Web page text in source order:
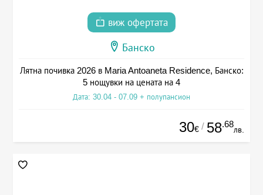
виж офертата
Банско
Лятна почивка 2026 в Maria Antoaneta Residence, Банско:
5 нощувки на цената на 4
Дата: 30.04 - 07.09 + полупансион
30€ / 58.68
лв.